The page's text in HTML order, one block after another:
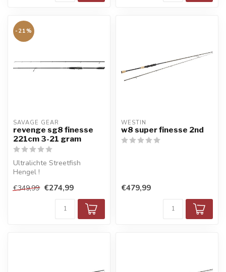
-21%
SAVAGE GEAR
revenge sg8 finesse
221cm 3-21 gram
Ultralichte Streetfish
Hengel !
€349,99 €274,99
WESTIN
w8 super finesse 2nd
€479,99